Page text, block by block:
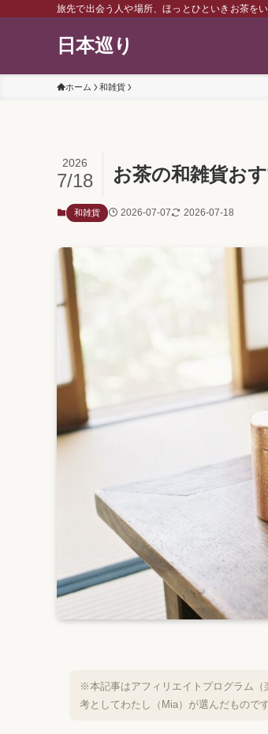
旅先で出会う人や場所、ほっとひといきお茶を
日本巡り
ホーム 和雑貨
お茶の和雑貨お
2026
7/18
和雑貨 2026-07-07 2026-07-18
※本記事はアフィリエイトプログラム（
考としてわたし（Mia）が選んだものです